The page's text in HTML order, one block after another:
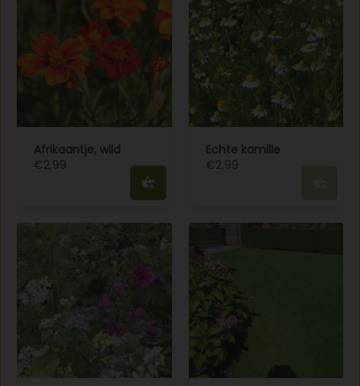
Afrikaantje, wild
€2,99
Echte kamille
€2,99